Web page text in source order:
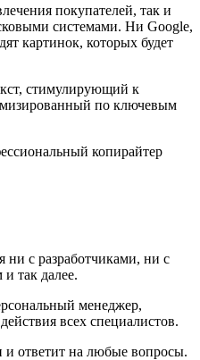
покупателей, так и
системами. Ни Google,
картинок, которых будет
стимулирующий к
по ключевым
копирайтер
ни с разработчиками, ни с
так далее.
менеджер,
всех специалистов.
и ответит на любые вопросы.